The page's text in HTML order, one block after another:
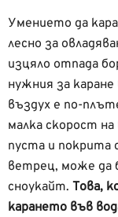
Умението да
лесно за
изцяло отпада
нужния за
въздух е по-
малка скорост
пуста и покрита
ветрец, може да
сноукайт. Това,
карането във